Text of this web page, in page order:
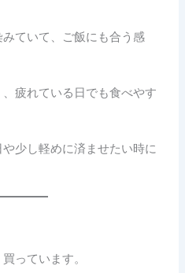
ていて、ご飯にも合う感
疲れている日でも食べやす
少し軽めに済ませたい時に
っています。